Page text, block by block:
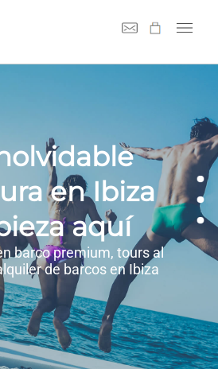
en Ibiza
aquí
barco premium, tours al
de barcos en Ibiza